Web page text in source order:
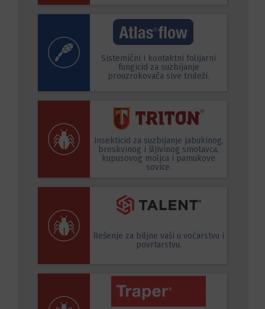
Sistemični i kontaktni folijarni
fungicid za suzbijanje
prouzrokovača sive truleži.
Insekticid za suzbijanje jabukinog,
breskvinog i šljivinog smotavca,
kupusovog moljca i pamukove
sovice.
Rešenje za biljne vaši u voćarstvu i
povrtarstvu.